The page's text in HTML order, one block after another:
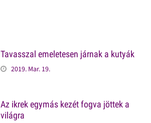
Tavasszal emeletesen járnak a kutyák
2019. Mar. 19.
Az ikrek egymás kezét fogva jöttek a
világra